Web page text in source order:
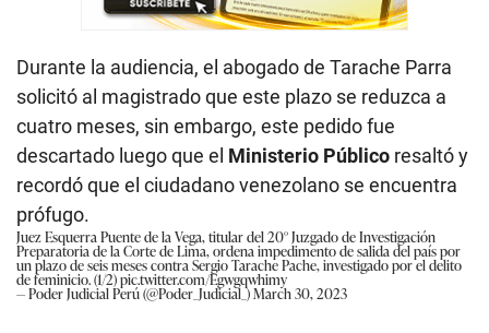
Durante la audiencia, el abogado de Tarache Parra
solicitó al magistrado que este plazo se reduzca a
cuatro meses, sin embargo, este pedido fue
descartado luego que el Ministerio Público resaltó y
recordó que el ciudadano venezolano se encuentra
prófugo.
Juez Esquerra Puente de la Vega, titular del 20° Juzgado de Investigación
Preparatoria de la Corte de Lima, ordena impedimento de salida del país por
un plazo de seis meses contra Sergio Tarache Pache, investigado por el delito
de feminicio. (1/2)pic.twitter.com/Egwgqwhimy
— Poder Judicial Perú (@Poder_Judicial_)March 30, 2023